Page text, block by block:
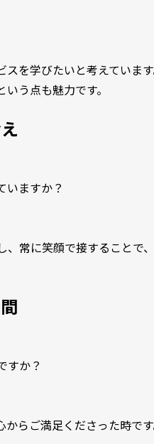
を学びたいと考えています
う点も魅力です。
いますか？
常に笑顔で接することで
すか？
らご満足くださった時です